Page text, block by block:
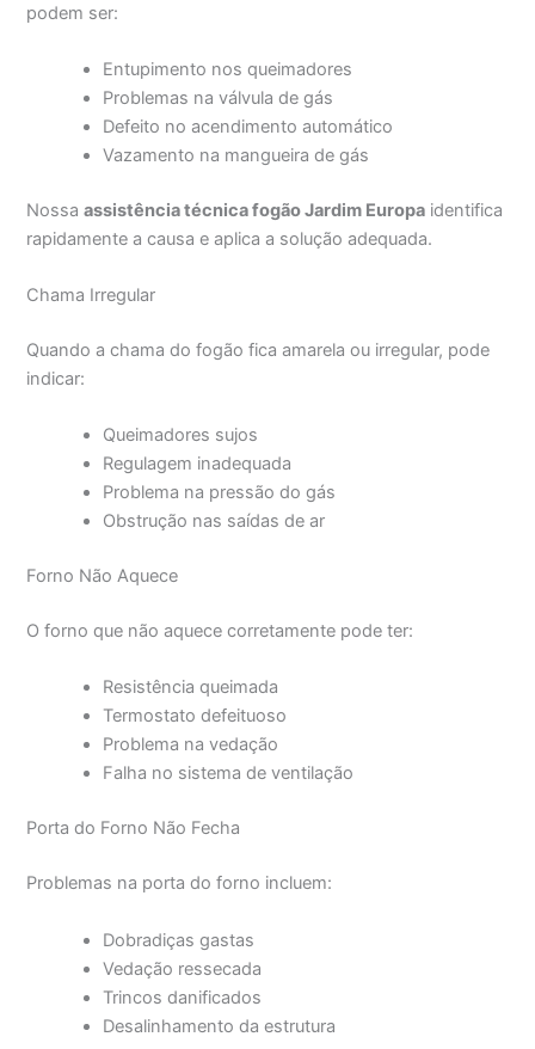
podem ser:
Entupimento nos queimadores
Problemas na válvula de gás
Defeito no acendimento automático
Vazamento na mangueira de gás
Nossaassistência técnica fogão Jardim Europa identifica
rapidamente a causa e aplica a solução adequada.
Chama Irregular
Quando a chama do fogão fica amarela ou irregular, pode
indicar:
Queimadores sujos
Regulagem inadequada
Problema na pressão do gás
Obstrução nas saídas de ar
Forno Não Aquece
O forno que não aquece corretamente pode ter:
Resistência queimada
Termostato defeituoso
Problema na vedação
Falha no sistema de ventilação
Porta do Forno Não Fecha
Problemas na porta do forno incluem:
Dobradiças gastas
Vedação ressecada
Trincos danificados
Desalinhamento da estrutura